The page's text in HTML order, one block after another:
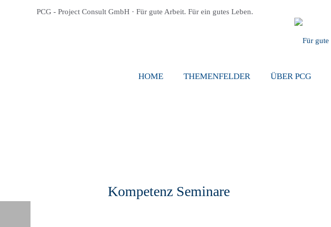
PCG - Project Consult GmbH · Für gute Arbeit. Für ein gutes Leben.
HOME THEMENFELDER ÜBER PCG
Kompetenz Seminare